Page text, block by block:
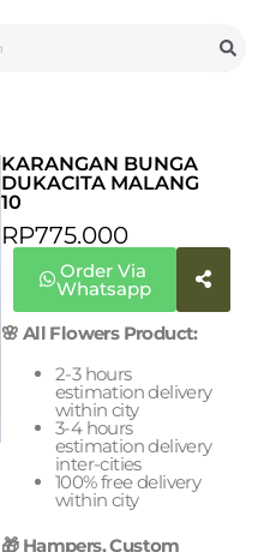
KARANGAN BUNGA
DUKACITA MALANG
10
RP775.000
Order Via
Whatsapp
🌸 All Flowers Product:
2-3 hours
estimation delivery
within city
3-4 hours
estimation delivery
inter-cities
100% free delivery
within city
🎁 Hampers, Custom